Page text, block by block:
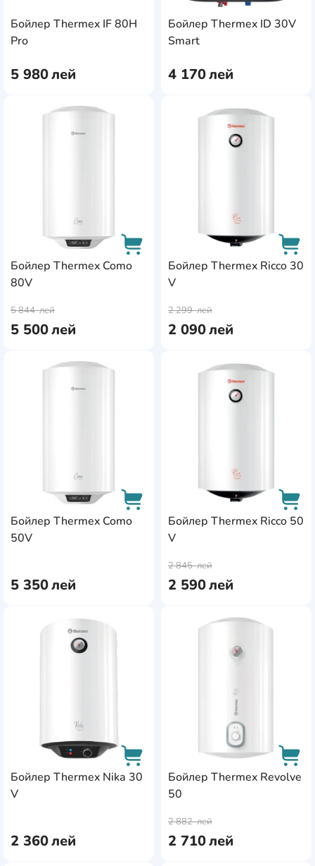
Бойлер Thermex IF 80H
Pro
5 980лей
AddCardToCart
Бойлер Thermex ID 30V
Smart
4 170лей
Бойлер Thermex Como
80V
5 500лей
5 844лей
AddCardToFavourite
Бойлер Thermex Ricco 30
V
2 090лей
2 299лей
Бойлер Thermex Como
50V
5 350лей
AddCardToFavourite
Бойлер Thermex Ricco 50
V
2 590лей
2 845лей
Бойлер Thermex Nika 30
V
2 360лей
AddCardToFavourite
Бойлер Thermex Revolve
50
2 710лей
2 882лей